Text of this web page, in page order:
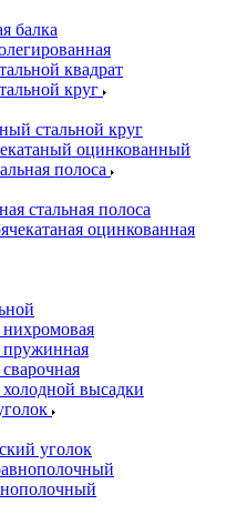
балка
квадрат
круг
стальной круг
оцинкованный
полоса
стальная полоса
оцинкованная
высадки
уголок